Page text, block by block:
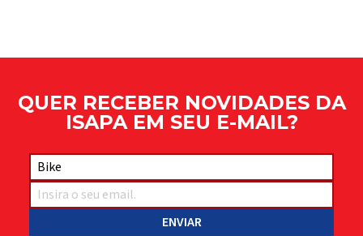
QUER RECEBER NOVIDADES DA
ISAPA EM SEU E-MAIL?